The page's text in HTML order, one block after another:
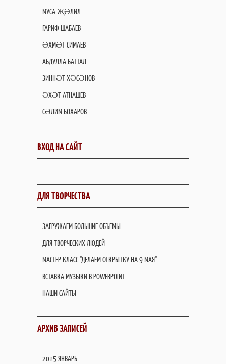
МУСА ҖӘЛИЛ
ГАРИФ ШАБАЕВ
ӘХМӘТ СИМАЕВ
АБДУЛЛА БАТТАЛ
ЗИННӘТ ХӘСӘНОВ
ӘХӘТ АТНАШЕВ
СӘЛИМ БОХАРОВ
ВХОД НА САЙТ
ДЛЯ ТВОРЧЕСТВА
ЗАГРУЖАЕМ БОЛЬШИЕ ОБЪЕМЫ
ДЛЯ ТВОРЧЕСКИХ ЛЮДЕЙ
МАСТЕР-КЛАСС "ДЕЛАЕМ ОТКРЫТКУ НА 9 МАЯ"
ВСТАВКА МУЗЫКИ В POWERPOINT
НАШИ САЙТЫ
АРХИВ ЗАПИСЕЙ
2015 ЯНВАРЬ